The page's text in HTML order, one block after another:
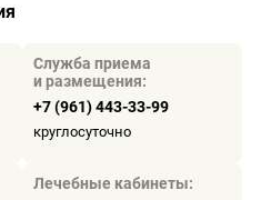
Служба приема
и размещения:
+7 (961) 443-33-99
круглосуточно
Лечебные кабинеты: